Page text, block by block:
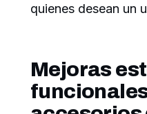
quienes desean un
Mejoras